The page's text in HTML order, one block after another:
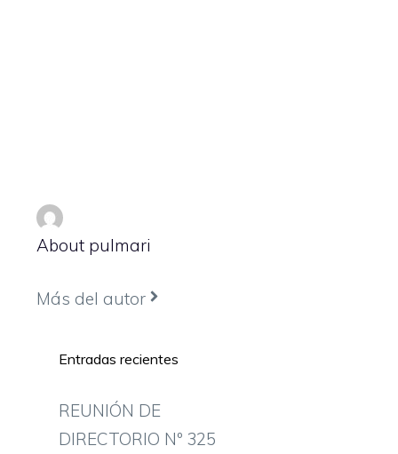
About pulmari
Más del autor
Entradas recientes
REUNIÓN DE
DIRECTORIO Nº 325